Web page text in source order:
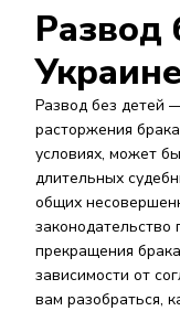
Развод
Украине
Развод без детей
расторжения
условиях, может
длительных
общих
законодательство
прекращения
зависимости от
вам разобраться,